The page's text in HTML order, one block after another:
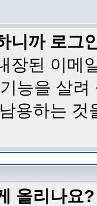
니까 로그
장된 이메
능을 살
용하는 것
올리나요?